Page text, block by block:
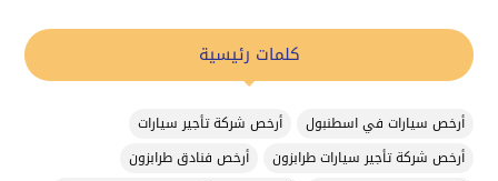
كلمات رئيسية
أرخص سيارات في اسطنبول
أرخص شركة تأجير سيارات
أرخص شركة تأجير سيارات طرابزون
أرخص فنادق طرابزون